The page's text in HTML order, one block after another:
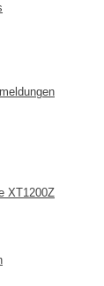
XT1200Z